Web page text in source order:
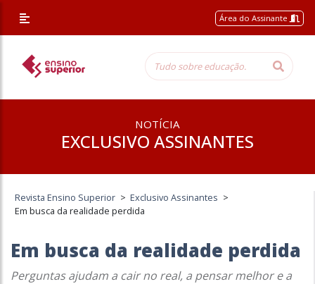
Área do Assinante
NOTÍCIA
EXCLUSIVO ASSINANTES
Revista Ensino Superior > Exclusivo Assinantes >
Em busca da realidade perdida
Em busca da realidade perdida
Perguntas ajudam a cair no real, a pensar melhor e a